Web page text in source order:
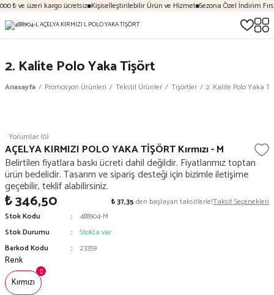
₺ ve üzeri kargo ücretsiz Kişiselleştirilebilir Ürün ve Hizmet Sezona Özel İndirim
2. Kalite Polo Yaka Tişört
Anasayfa Promosyon Ürünleri Tekstil Ürünler Tişörtler 2. Kalite Polo Yaka
Yorumlar (0)
AÇELYA KIRMIZI POLO YAKA TİŞÖRT Kırmızı - M
Belirtilen fiyatlara baskı ücreti dahil değildir. Fiyatlarımız toptan
ürün bedelidir. Tasarım ve sipariş desteği için bizimle iletişime
geçebilir, teklif alabilirsiniz.
₺ 346,50 ₺ 37,35 den başlayan taksitlerle!Taksit Seçenekleri
Stok Kodu
488904-M
Stok Durumu
Stokta var
Barkod Kodu
23359
Renk
Kırmızı